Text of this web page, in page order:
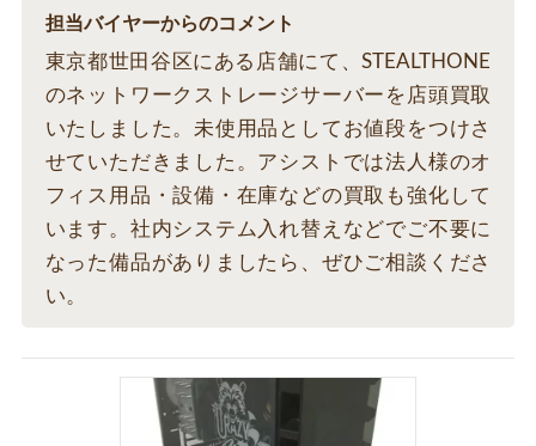
担当バイヤーからのコメント
東京都世田谷区にある店舗にて、STEALTHONE
のネットワークストレージサーバーを店頭買取
いたしました。未使用品としてお値段をつけさ
せていただきました。アシストでは法人様のオ
フィス用品・設備・在庫などの買取も強化して
います。社内システム入れ替えなどでご不要に
なった備品がありましたら、ぜひご相談くださ
い。